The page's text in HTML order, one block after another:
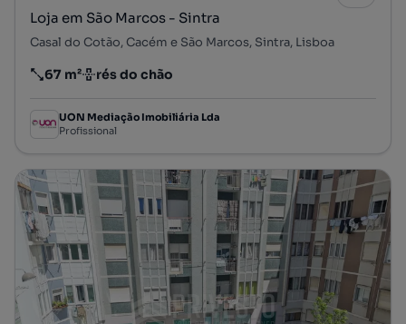
Loja em São Marcos - Sintra
Casal do Cotão, Cacém e São Marcos, Sintra, Lisboa
Preço por metro quadrado
67 m²
Andar rés do chão
UON Mediação Imobiliária Lda
Profissional